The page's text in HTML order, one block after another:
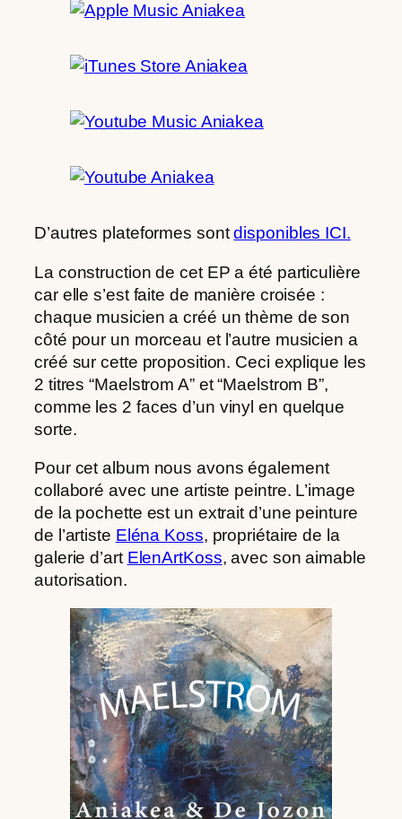
D’autres plateformes sontdisponibles ICI.
La construction de cet EP a été particulière
car elle s’est faite de manière croisée :
chaque musicien a créé un thème de son
côté pour un morceau et l’autre musicien a
créé sur cette proposition. Ceci explique les
2 titres “Maelstrom A” et “Maelstrom B”,
comme les 2 faces d’un vinyl en quelque
sorte.
Pour cet album nous avons également
collaboré avec une artiste peintre. L’image
de la pochette est un extrait d’une peinture
de l’artiste Eléna Koss, propriétaire de la
galerie d’art ElenArtKoss, avec son aimable
autorisation.